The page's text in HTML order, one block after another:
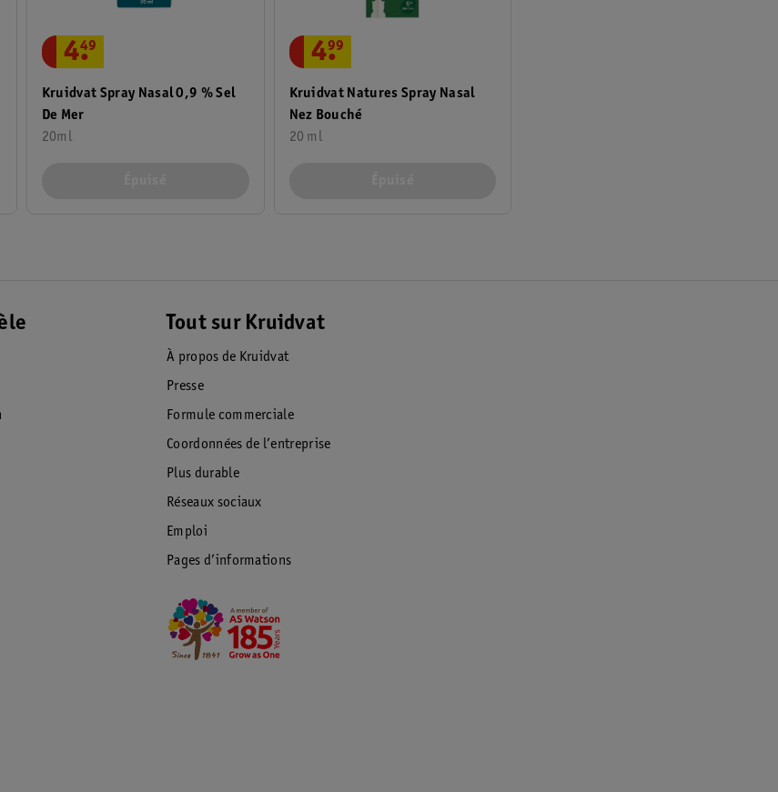
Kruidvat Spray Nasal 0,9 % Sel
De Mer
20ml
4.
49
Kruidvat Natures Spray Nasal
Nez Bouché
20 ml
4.
99
Tout sur Kruidvat
À propos de Kruidvat
Presse
Formule commerciale
Coordonnées de l’entreprise
Plus durable
Réseaux sociaux
Emploi
Pages d’informations